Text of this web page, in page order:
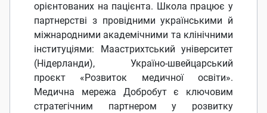
орієнтованих на пацієнта. Школа працює у
партнерстві з провідними українськими й
міжнародними академічними та клінічними
інституціями: Маастрихтський університет
(Нідерланди), Україно-швейцарський
проєкт «Розвиток медичної освіти».
Медична мережа Добробут є ключовим
стратегічним партнером у розвитку